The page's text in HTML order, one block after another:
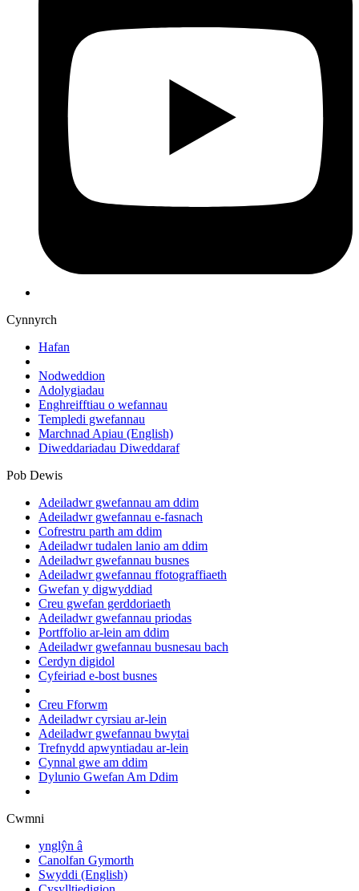
Cynnyrch
Hafan
Nodweddion
Adolygiadau
Enghreifftiau o wefannau
Templedi gwefannau
Marchnad Apiau (English)
Diweddariadau Diweddaraf
Pob Dewis
Adeiladwr gwefannau am ddim
Adeiladwr gwefannau e-fasnach
Cofrestru parth am ddim
Adeiladwr tudalen lanio am ddim
Adeiladwr gwefannau busnes
Adeiladwr gwefannau ffotograffiaeth
Gwefan y digwyddiad
Creu gwefan gerddoriaeth
Adeiladwr gwefannau priodas
Portffolio ar-lein am ddim
Adeiladwr gwefannau busnesau bach
Cerdyn digidol
Cyfeiriad e-bost busnes
Creu Fforwm
Adeiladwr cyrsiau ar-lein
Adeiladwr gwefannau bwytai
Trefnydd apwyntiadau ar-lein
Cynnal gwe am ddim
Dylunio Gwefan Am Ddim
Cwmni
ynglŷn â
Canolfan Gymorth
Swyddi (English)